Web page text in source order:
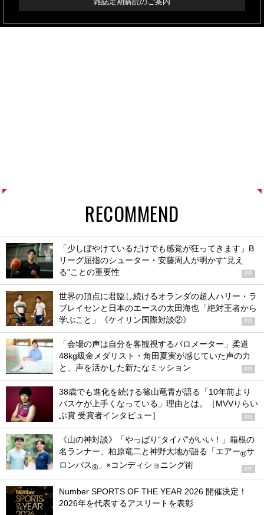
RECOMMEND
「少しぼやけているだけでも感覚が狂ってきます」B
リーグ屈指のシューター・安藤周人が明かす“見え
る”ことの重要性
PR
世界の頂点に君臨し続けるオランダの超人ハリー・ラ
ブレイセンと日本のエースの太田海也「絶対王者から
学ぶこと」《ケイリン国際対談②》
PR
「会場の声は自分を客観視するバロメーター」柔道
48kg級金メダリスト・角田夏実が感じていた声の力
と、声を活かした新たなミッション
PR
38歳でも進化を続ける篠山竜青が語る「10年前より
バスケが上手くなっている」理由とは。［MVVりらい
ぶ賞 受賞者インタビュー］
PR
《山の神対談》「やっぱり“タイパ”がいい！」箱根の
名ランナー、柏原竜二と神野大地が語る「エアー®サ
ロンパス® 」×コンディショニング術 PR
Number SPORTS OF THE YEAR 2026 開催決定！
2026年を代表するアスリートを表彰